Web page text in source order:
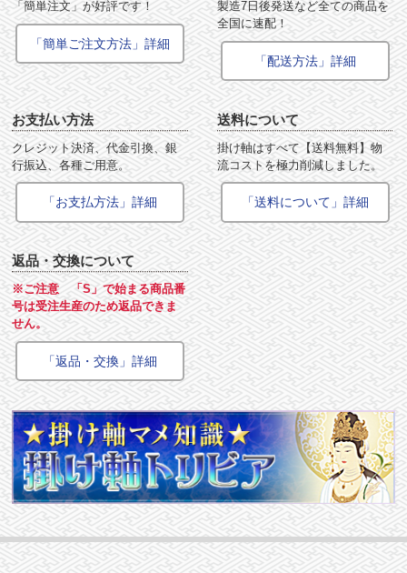
「簡単注文」が好評です！
「簡単ご注文方法」詳細
製造7日後発送など全ての商品を
全国に速配！
「配送方法」詳細
お支払い方法
クレジット決済、代金引換、銀
行振込、各種ご用意。
「お支払方法」詳細
送料について
掛け軸はすべて【送料無料】物
流コストを極力削減しました。
「送料について」詳細
返品・交換について
※ご注意 「S」で始まる商品番
号は受注生産のため返品できま
せん。
「返品・交換」詳細